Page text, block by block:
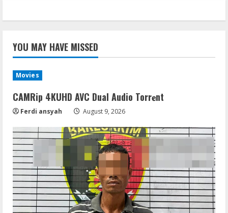
YOU MAY HAVE MISSED
Movies
CAMRip 4KUHD AVC Dual Audio Torr𝐞nt
Ferdi ansyah August 9, 2026